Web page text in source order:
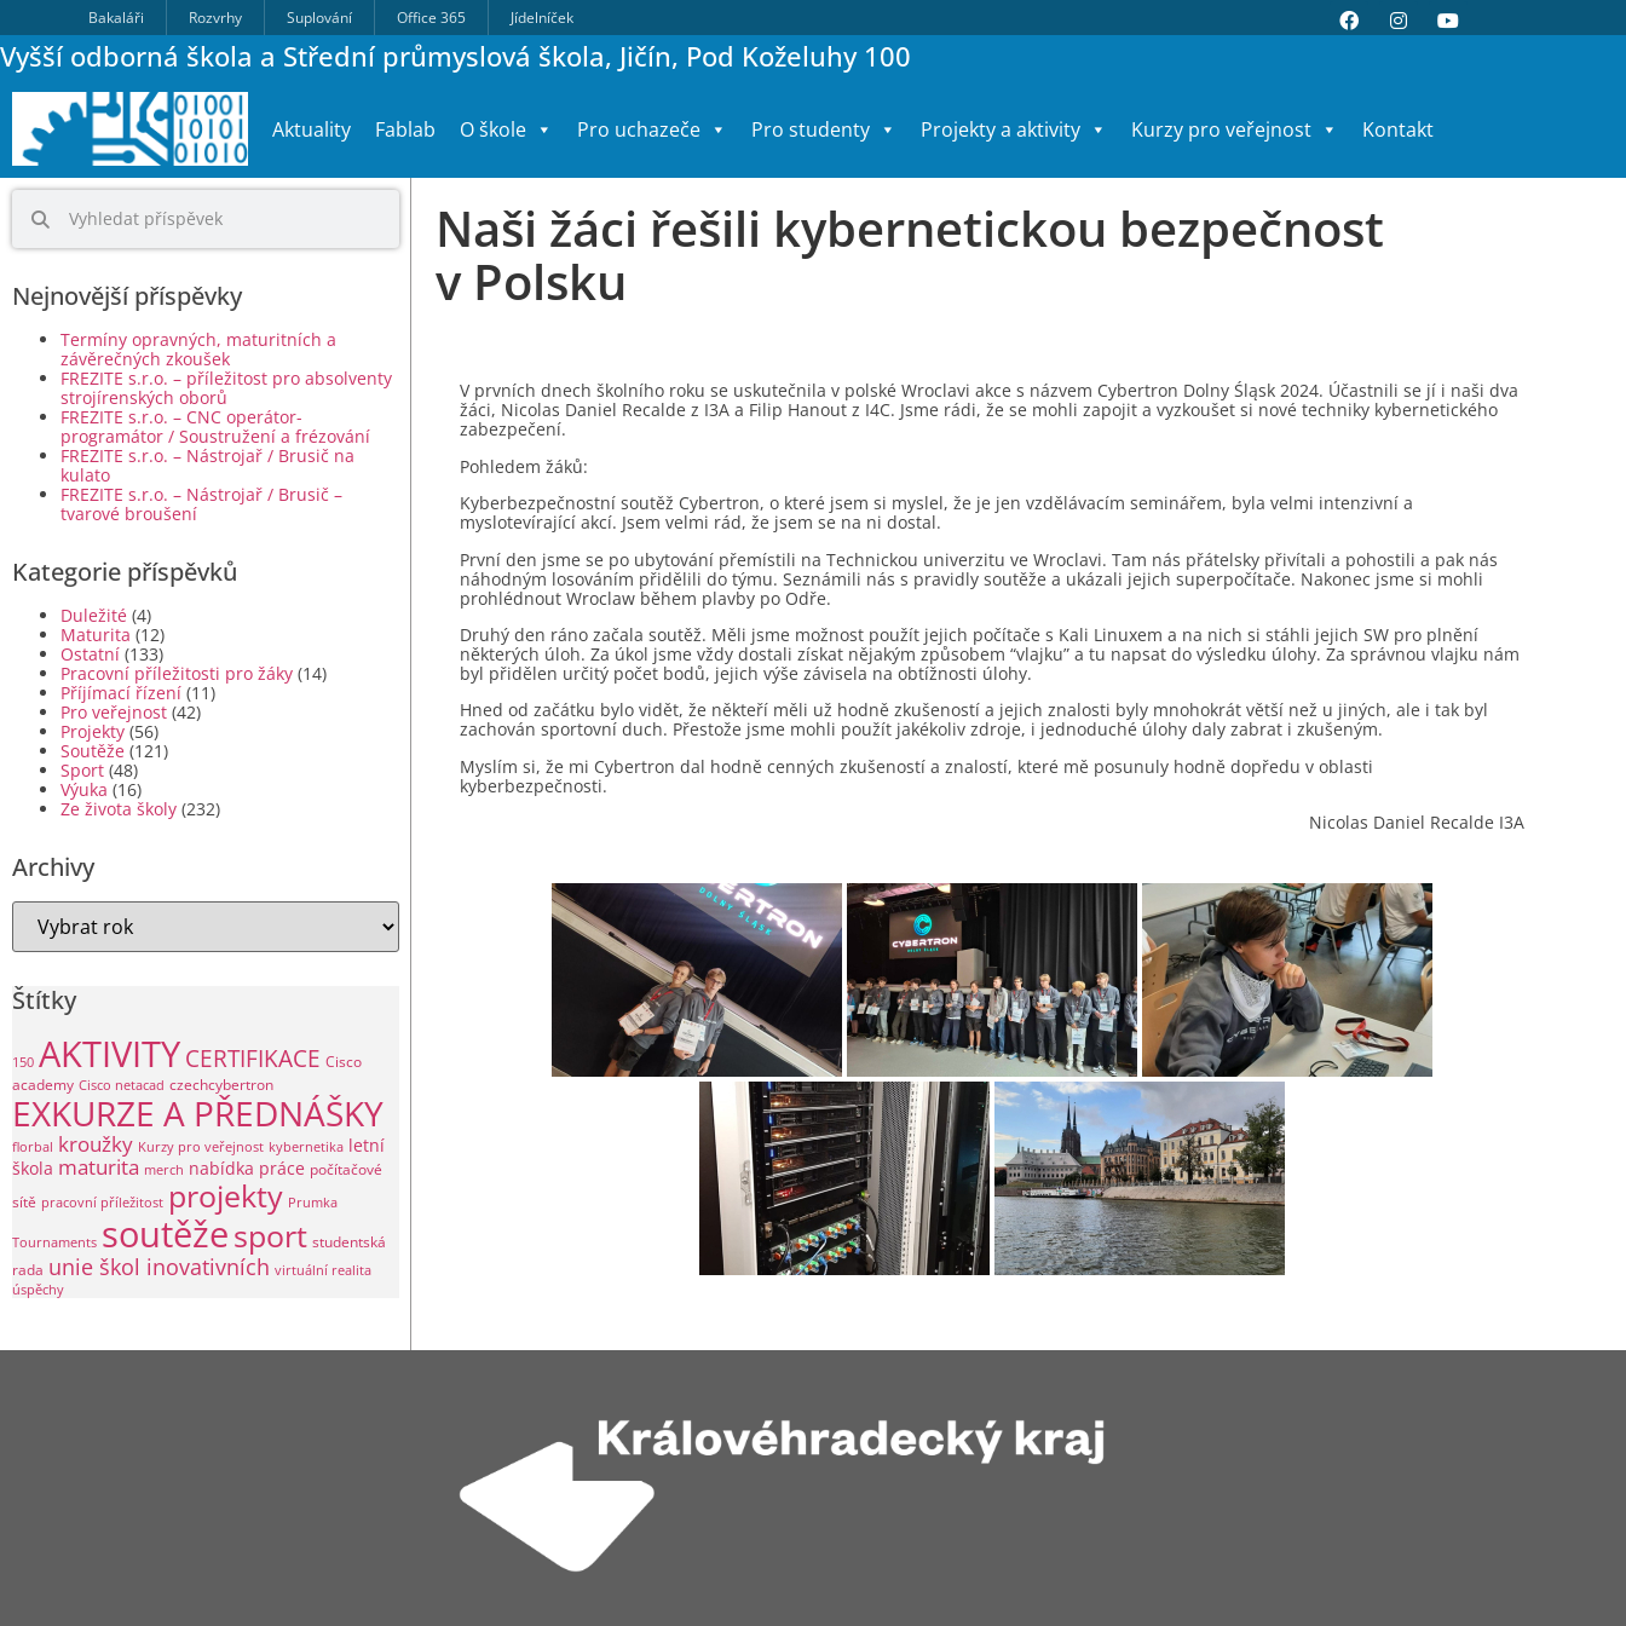
Bakaláři Rozvrhy Suplování Office 365 Jídelníček
Vyšší odborná škola a Střední průmyslová škola, Jičín, Pod Koželuhy 100
Aktuality Fablab O škole Pro uchazeče Pro studenty Projekty a aktivity Kurzy pro veřejnost Kontakt
Nejnovější příspěvky
Termíny opravných, maturitních a
závěrečných zkoušek
FREZITE s.r.o. – příležitost pro absolventy
strojírenských oborů
FREZITE s.r.o. – CNC operátor-
programátor / Soustružení a frézování
FREZITE s.r.o. – Nástrojař / Brusič na
kulato
FREZITE s.r.o. – Nástrojař / Brusič –
tvarové broušení
Kategorie příspěvků
Duležité (4)
Maturita (12)
Ostatní (133)
Pracovní příležitosti pro žáky (14)
Příjímací řízení (11)
Pro veřejnost (42)
Projekty (56)
Soutěže (121)
Sport (48)
Výuka (16)
Ze života školy (232)
Archivy
Štítky
150 AKTIVITYCERTIFIKACE Cisco
academy Cisco netacad czechcybertron
EXKURZE A PŘEDNÁŠKY
florbal kroužky Kurzy pro veřejnost kybernetika letní
škola maturita merch nabídka práce počítačové
sítě pracovní příležitost projekty Prumka
Tournaments soutěžesport studentská
rada unie škol inovativních virtuální realita
úspěchy
Naši žáci řešili kybernetickou bezpečnost
v Polsku
V prvních dnech školního roku se uskutečnila v polské Wroclavi akce s názvem Cybertron Dolny Śląsk 2024. Účastnili se jí i naši dva
žáci, Nicolas Daniel Recalde z I3A a Filip Hanout z I4C. Jsme rádi, že se mohli zapojit a vyzkoušet si nové techniky kybernetického
zabezpečení.
Pohledem žáků:
Kyberbezpečnostní soutěž Cybertron, o které jsem si myslel, že je jen vzdělávacím seminářem, byla velmi intenzivní a
myslotevírající akcí. Jsem velmi rád, že jsem se na ni dostal.
První den jsme se po ubytování přemístili na Technickou univerzitu ve Wroclavi. Tam nás přátelsky přivítali a pohostili a pak nás
náhodným losováním přidělili do týmu. Seznámili nás s pravidly soutěže a ukázali jejich superpočítače. Nakonec jsme si mohli
prohlédnout Wroclaw během plavby po Odře.
Druhý den ráno začala soutěž. Měli jsme možnost použít jejich počítače s Kali Linuxem a na nich si stáhli jejich SW pro plnění
některých úloh. Za úkol jsme vždy dostali získat nějakým způsobem “vlajku” a tu napsat do výsledku úlohy. Za správnou vlajku nám
byl přidělen určitý počet bodů, jejich výše závisela na obtížnosti úlohy.
Hned od začátku bylo vidět, že někteří měli už hodně zkušeností a jejich znalosti byly mnohokrát větší než u jiných, ale i tak byl
zachován sportovní duch. Přestože jsme mohli použít jakékoliv zdroje, i jednoduché úlohy daly zabrat i zkušeným.
Myslím si, že mi Cybertron dal hodně cenných zkušeností a znalostí, které mě posunuly hodně dopředu v oblasti
kyberbezpečnosti.
Nicolas Daniel Recalde I3A